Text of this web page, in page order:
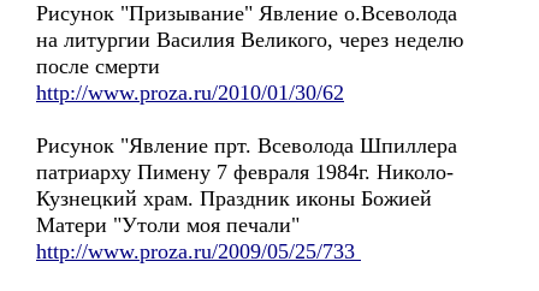
Рисунок "Призывание" Явление о.Всеволода
на литургии Василия Великого, через неделю
после смерти
http://www.proza.ru/2010/01/30/62
Рисунок "Явление прт. Всеволода Шпиллера
патриарху Пимену 7 февраля 1984г. Николо-
Кузнецкий храм. Праздник иконы Божией
Матери "Утоли моя печали"
http://www.proza.ru/2009/05/25/733